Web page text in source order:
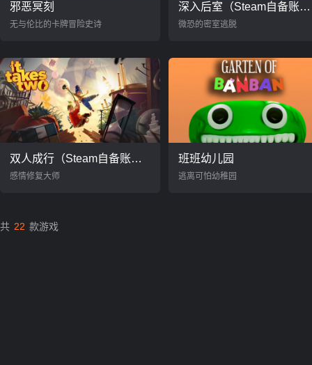
邪恶冥刻
无与伦比的卡牌冒险史诗
深入后室（Steam自备账号）
微恐的密室逃脱
双人成行（Steam自备账号）
感情修复大师
班班幼儿园
逃离可怕幼稚园
共 22 款游戏